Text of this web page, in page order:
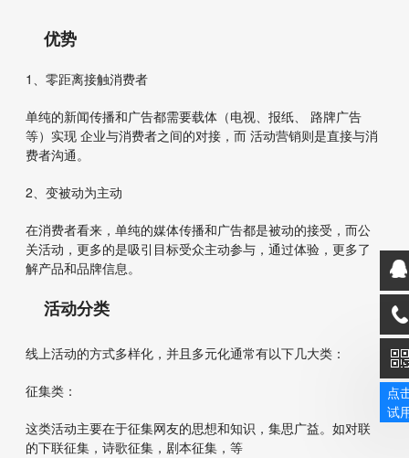
点
试
优势
1、零距离接触消费者
单纯的新闻传播和广告都需要载体（电视、报纸、 路牌广告
等）实现 企业与消费者之间的对接，而 活动营销则是直接与消
费者沟通。
2、变被动为主动
在消费者看来，单纯的媒体传播和广告都是被动的接受，而公
关活动，更多的是吸引目标受众主动参与，通过体验，更多了
解产品和品牌信息。
活动分类
线上活动的方式多样化，并且多元化通常有以下几大类：
征集类：
这类活动主要在于征集网友的思想和知识，集思广益。如对联
的下联征集，诗歌征集，剧本征集，等